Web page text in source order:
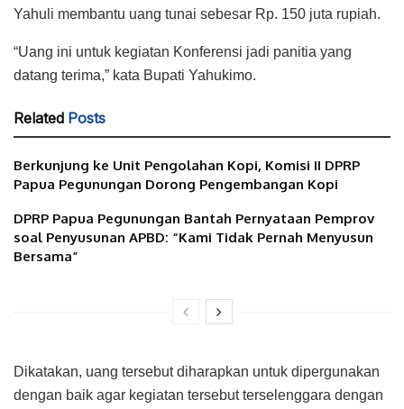
Yahuli membantu uang tunai sebesar Rp. 150 juta rupiah.
“Uang ini untuk kegiatan Konferensi jadi panitia yang
datang terima,” kata Bupati Yahukimo.
Related Posts
Berkunjung ke Unit Pengolahan Kopi, Komisi II DPRP
Papua Pegunungan Dorong Pengembangan Kopi
DPRP Papua Pegunungan Bantah Pernyataan Pemprov
soal Penyusunan APBD: “Kami Tidak Pernah Menyusun
Bersama”
Dikatakan, uang tersebut diharapkan untuk dipergunakan
dengan baik agar kegiatan tersebut terselenggara dengan